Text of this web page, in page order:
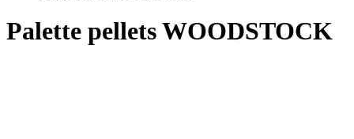
Palette pellets WOODSTOCK